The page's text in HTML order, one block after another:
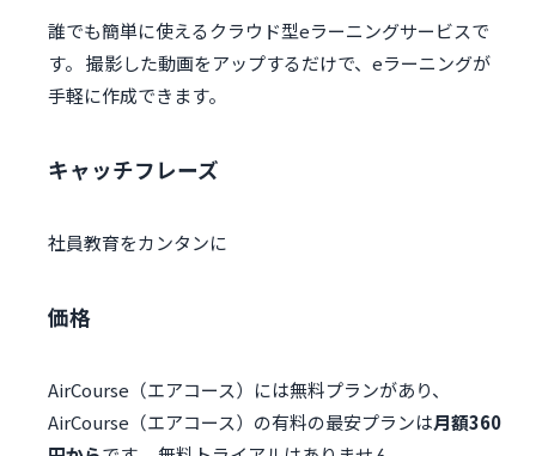
誰でも簡単に使えるクラウド型eラーニングサービスで
す。 撮影した動画をアップするだけで、eラーニングが
手軽に作成できます。
キャッチフレーズ
社員教育をカンタンに
価格
AirCourse（エアコース）には無料プランがあり、
AirCourse（エアコース）の有料の最安プランは月額360